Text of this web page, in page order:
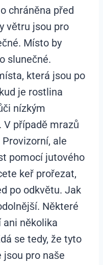
chráněna před
větru jsou pro
Místo by
slunečné.
která jsou po
je rostlina
nízkým
případě mrazů
ale
pomocí jutového
keř prořezat,
po odkvětu. Jak
Některé
ani několika
se tedy, že tyto
pro naše